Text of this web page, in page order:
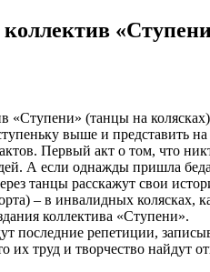
«Ступени» (танцы на
выше и представить
Первый акт о том, что
А если однажды пришла беда
танцы расскажут свои
– в инвалидных
коллектива «Ступени».
последние репетиции,
их труд и творчество найдут